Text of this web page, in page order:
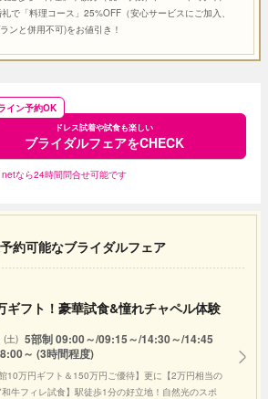
で「料理コース」25%OFF（安心サービスにご加入、
ンと併用不可)をお値引き！
ドレス試着や試食も楽しい
ブライダルフェアをCHECK
イン予約OK
netなら24時間問合せ可能です
約可能なブライダルフェア
ギフト！豪華試食&憧れチャペル体験
(土) 5部制 09:00～/09:15～/14:30～/14:45
～ (3時間程度)
館10万円ギフト＆150万円ご優待】更に【2万円相当の
牛フィレ試食】駅徒歩1分の好立地！自然光のスポ